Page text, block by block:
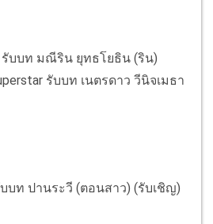
บบท มณีริน ยุทธโยธิน (ริน)
รับบท เนตรดาว วีนิจเมธา
บท ปานระวี (ตอนสาว) (รับเชิญ)